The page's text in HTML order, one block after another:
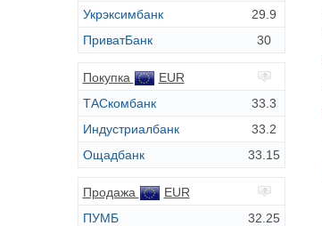
Укрэксимбанк
29.9
ПриватБанк
30
Покупка
EUR
ТАСкомбанк
33.3
Индустриалбанк
33.2
Ощадбанк
33.15
Продажа
EUR
ПУМБ
32.25